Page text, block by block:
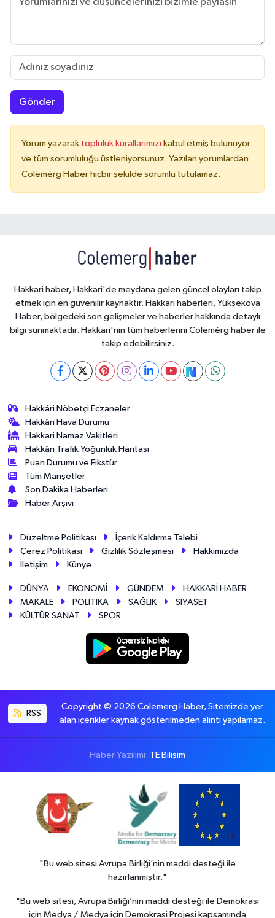
Gönder
Yorum yazarak topluluk kurallarımızı kabul etmiş bulunuyor
ve tüm sorumluluğu üstleniyorsunuz. Yazılan yorumlardan
Colemérg Haber hiçbir şekilde sorumlu tutulamaz.
Hakkari haber, Hakkari'de meydana gelen güncel olayları takip
etmek için en güvenilir kaynaktır. Hakkari haberleri, Yüksekova
Haber, bölgedeki son gelişmeler ve haberler hakkında detaylı
bilgi sunmaktadır. Hakkari'nin tüm haberlerini Colemérg haber ile
takip edebilirsiniz.
Hakkâri Nöbetçi Eczaneler
Hakkâri Hava Durumu
Hakkari Namaz Vakitleri
Hakkâri Trafik Yoğunluk Haritası
Puan Durumu ve Fikstür
Tüm Manşetler
Son Dakika Haberleri
Haber Arşivi
Düzeltme Politikası
İçerik Kaldırma Talebi
Çerez Politikası
Gizlilik Sözleşmesi
Hakkımızda
İletişim
Künye
DÜNYA EKONOMİ GÜNDEM
HAKKARİ HABER
MAKALE
POLİTİKA SAĞLIK
SİYASET
KÜLTÜR SANAT
SPOR
RSS
Copyright © 2026 Colemerg Haber, Sitemizde yer
alan içerikler kaynak gösterilmeden alıntı yapılamaz.
Haber Yazılımı: TE Bilişim
"Bu web sitesi Avrupa Birliği’nin maddi desteği ile
hazırlanmıştır."
"Bu web sitesi, Avrupa Birliği’nin maddi desteği ile Demokrasi
için Medya / Medya için Demokrasi Projesi kapsamında